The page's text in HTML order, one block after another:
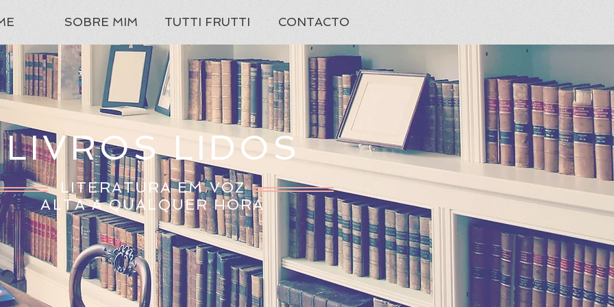
SOBRE MIM TUTTI FRUTTI CONTACTO
LIVROS LIDOS
LITERATURA EM VOZ
ALTA A QUALQUER HORA